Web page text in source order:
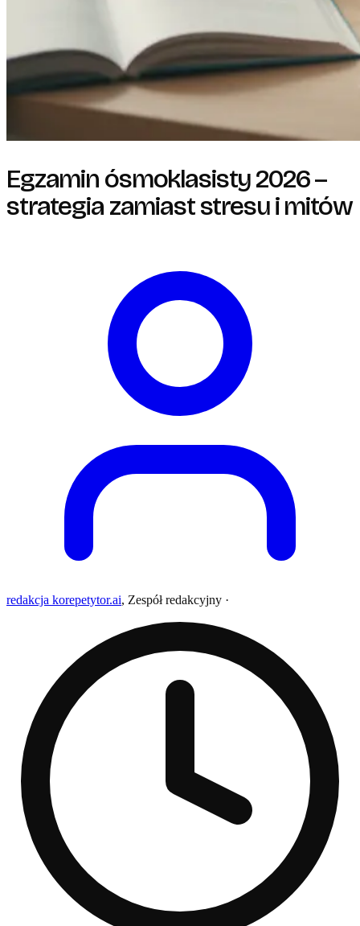
Egzamin ósmoklasisty 2026 –
strategia zamiast stresu i mitów
redakcja korepetytor.ai, Zespół redakcyjny ·